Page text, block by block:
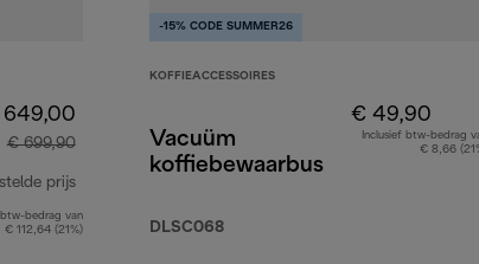
€ 699,90
prijs
originele prijs € 699,90
btw-bedrag van
€ 112,64 (21%)
-15% CODE SUMMER26
KOFFIEACCESSOIRES
Vacuüm
koffiebewaarbus
DLSC068
€ 49,90
Inclusief btw-bedrag
€ 8,66